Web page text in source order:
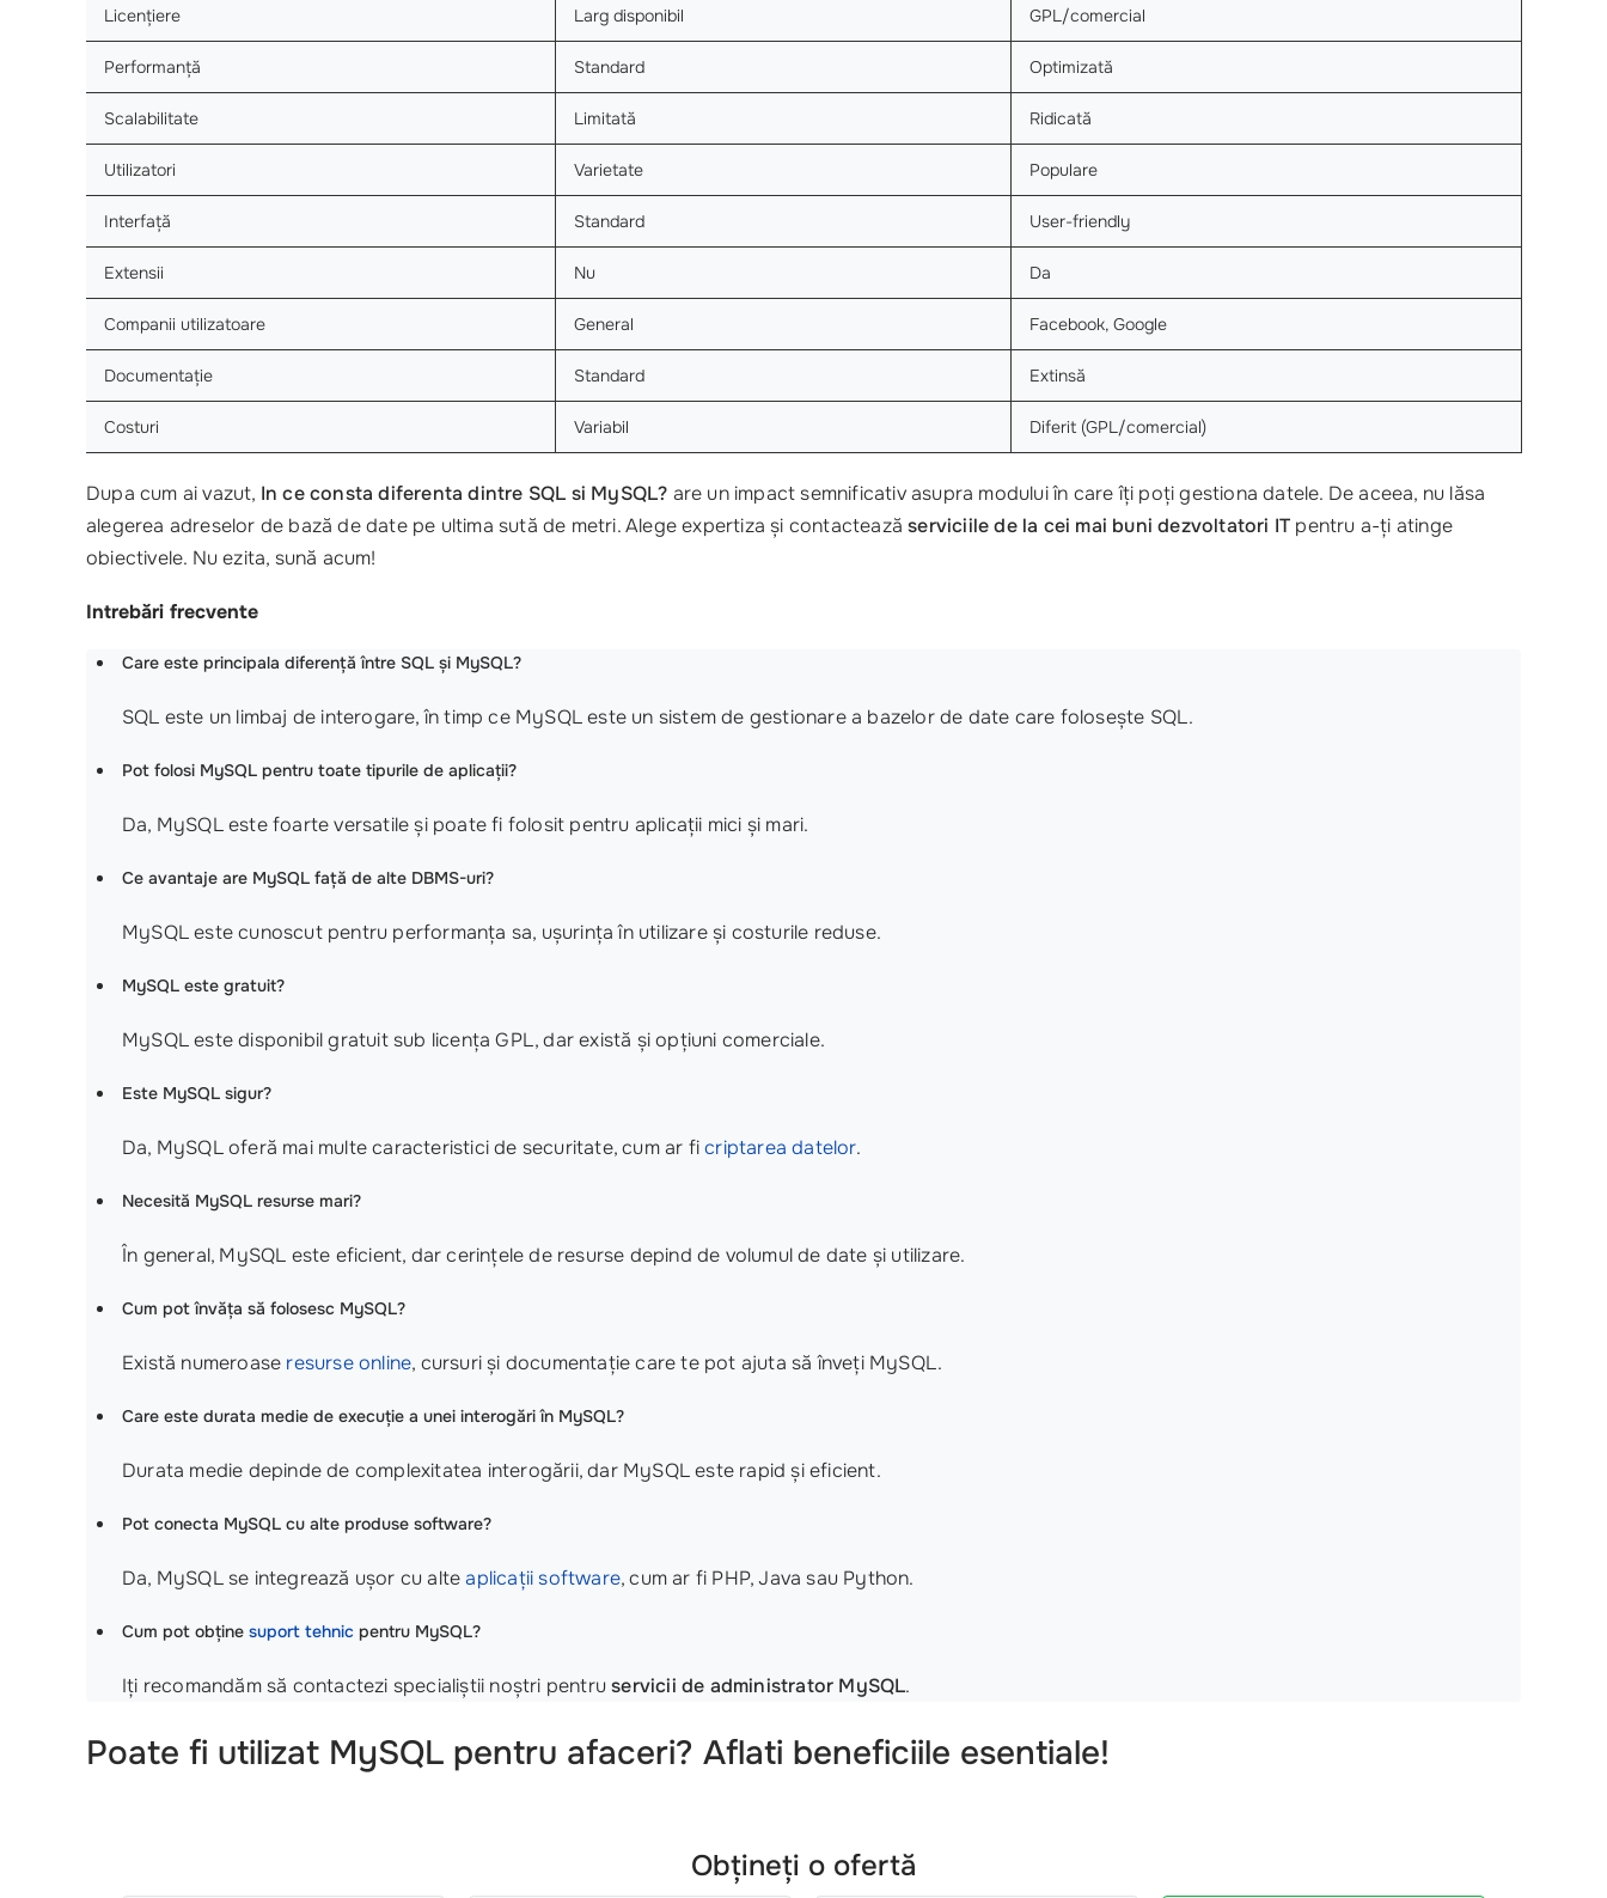
Licențiere Larg disponibil GPL/comercial
Performanță Standard Optimizată
Scalabilitate Limitată Ridicată
Utilizatori Varietate Populare
Interfață Standard User-friendly
Extensii Nu Da
Companii utilizatoare General Facebook, Google
Documentație Standard Extinsă
Costuri Variabil Diferit (GPL/comercial)
Dupa cum ai vazut, In ce consta diferenta dintre SQL si MySQL? are un impact semnificativ asupra modului în care îți poți gestiona datele. De aceea, nu lăsa
alegerea adreselor de bază de date pe ultima sută de metri. Alege expertiza și contacteazăserviciile de la cei mai buni dezvoltatori IT pentru a-ți atinge
obiectivele. Nu ezita, sună acum!
Intrebări frecvente
Care este principala diferență între SQL și MySQL?
SQL este un limbaj de interogare, în timp ce MySQL este un sistem de gestionare a bazelor de date care folosește SQL.
Pot folosi MySQL pentru toate tipurile de aplicații?
Da, MySQL este foarte versatile și poate fi folosit pentru aplicații mici și mari.
Ce avantaje are MySQL față de alte DBMS-uri?
MySQL este cunoscut pentru performanța sa, ușurința în utilizare și costurile reduse.
MySQL este gratuit?
MySQL este disponibil gratuit sub licența GPL, dar există și opțiuni comerciale.
Este MySQL sigur?
Da, MySQL oferă mai multe caracteristici de securitate, cum ar ficriptarea datelor.
Necesită MySQL resurse mari?
În general, MySQL este eficient, dar cerințele de resurse depind de volumul de date și utilizare.
Cum pot învăța să folosesc MySQL?
Există numeroase resurse online, cursuri și documentație care te pot ajuta să înveți MySQL.
Care este durata medie de execuție a unei interogări în MySQL?
Durata medie depinde de complexitatea interogării, dar MySQL este rapid și eficient.
Pot conecta MySQL cu alte produse software?
Da, MySQL se integrează ușor cu alteaplicații software, cum ar fi PHP, Java sau Python.
Cum pot obține suport tehnic pentru MySQL?
Iți recomandăm să contactezi specialiștii noștri pentruservicii de administrator MySQL.
Poate fi utilizat MySQL pentru afaceri? Aflati beneficiile esentiale!
Obțineți o ofertă